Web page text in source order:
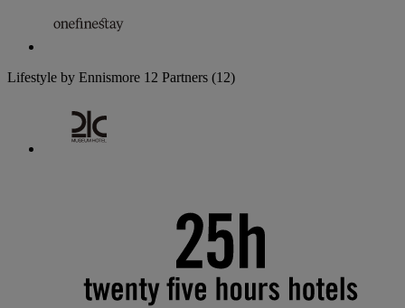
Lifestyle by Ennismore 12 Partners (12)